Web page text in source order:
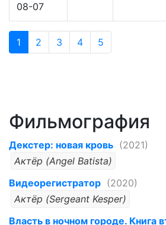
08-07
1 2 3 4 5
Фильмография
Декстер: новая кровь (2021)
Актёр (Angel Batista)
Видеорегистратор (2020)
Актёр (Sergeant Kesper)
Власть в ночном городе. Книга